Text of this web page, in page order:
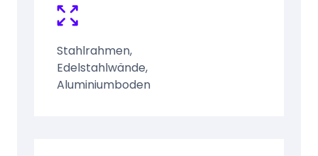
Stahlrahmen,
Edelstahlwände,
Aluminiumboden